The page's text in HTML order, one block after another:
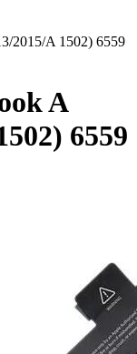
2015/A 1502) 6559
A
6559